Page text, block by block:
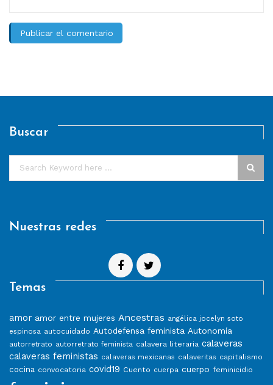
Buscar
Nuestras redes
Temas
amor amor entre mujeres Ancestras angélica jocelyn soto
espinosa autocuidado Autodefensa feminista Autonomía
autorretrato autorretrato feminista calavera literaria calaveras
calaveras feministas calaveras mexicanas calaveritas capitalismo
cocina convocatoria covid19 Cuento cuerpa cuerpo feminicidio